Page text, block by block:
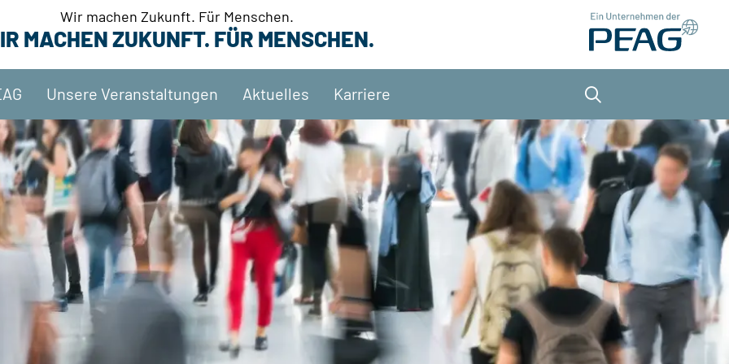
Wir machen Zukunft. Für Menschen.
MACHEN ZUKUNFT. FÜR MENSCHEN.
Unsere Veranstaltungen Aktuelles Karriere